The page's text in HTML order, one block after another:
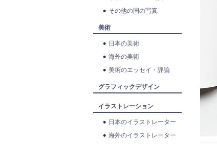
その他の国の写真
美術
日本の美術
海外の美術
美術のエッセイ・評論
グラフィックデザイン
イラストレーション
日本のイラストレーター
海外のイラストレーター